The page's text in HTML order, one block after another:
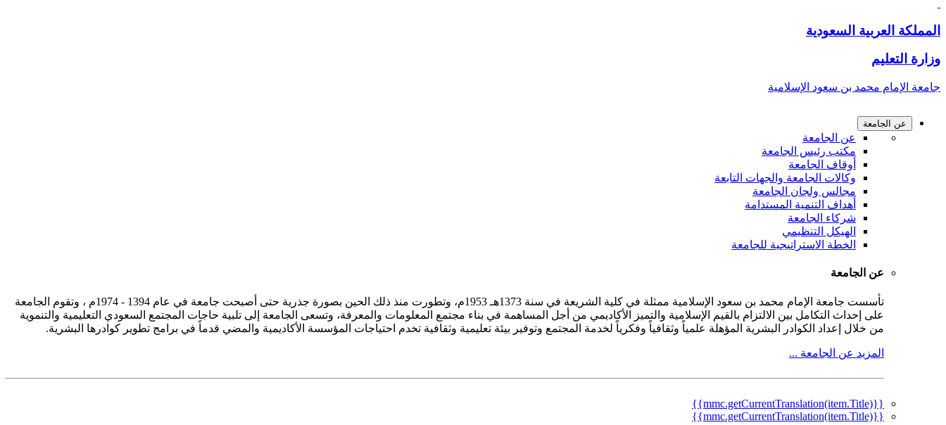
المملكة العربية السعودية
وزارة التعليم
جامعة الإمام محمد بن سعود الإسلامية
عن الجامعة
عن الجامعة
مكتب رئيس الجامعة
أوقاف الجامعة
وكالات الجامعة والجهات التابعة
مجالس ولجان الجامعة
أهداف التنمية المستدامة
شركاء الجامعة
الهيكل التنظيمي
الخطة الاستراتيجية للجامعة
عن الجامعة
تأسست جامعة الإمام محمد بن سعود الإسلامية ممثلة في كلية الشريعة في سنة 1373هـ 1953م، وتطورت منذ ذلك الحين بصورة جذرية حتى أصبحت جامعة في عام 1394 - 1974م ، وتقوم الجامعة
على إحداث التكامل بين الالتزام بالقيم الإسلامية والتميز الأكاديمي من أجل المساهمة في بناء مجتمع المعلومات والمعرفة، وتسعى الجامعة إلى تلبية حاجات المجتمع السعودي التعليمية والتنموية
من خلال إعداد الكوادر البشرية المؤهلة علمياً وثقافياً وفكرياً لخدمة المجتمع وتوفير بيئة تعليمية وثقافية تخدم احتياجات المؤسسة الأكاديمية والمضي قدماً في برامج تطوير كوادرها البشرية.
المزيد عن الجامعة ...
{{mmc.getCurrentTranslation(item.Title)}}
{{mmc.getCurrentTranslation(item.Title)}}